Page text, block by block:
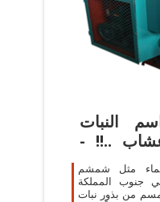
النبات
..!! -
صفحة 2
مثل شمشم
جنوب المملكة
من بذور نبات